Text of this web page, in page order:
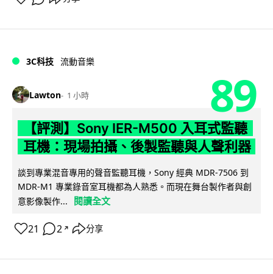
3C科技 流動音樂
Lawton 1 小時 89
【評測】Sony IER-M500 入耳式監聽
耳機：現場拍攝、後製監聽與人聲利器
談到專業混音專用的聲音監聽耳機，Sony 經典 MDR-7506 到
MDR-M1 專業錄音室耳機都為人熟悉。而現在舞台製作者與創
意影像製作...
閱讀全文
21 2 ↗ 分享